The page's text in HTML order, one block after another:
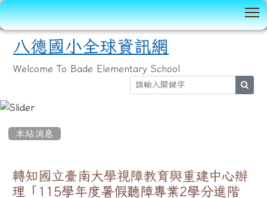
八德國小全球資訊網
Welcome To Bade Elementary School
本站消息
轉知國立臺南大學視障教育與重建中心辦
理「115學年度暑假聽障專業2學分進階